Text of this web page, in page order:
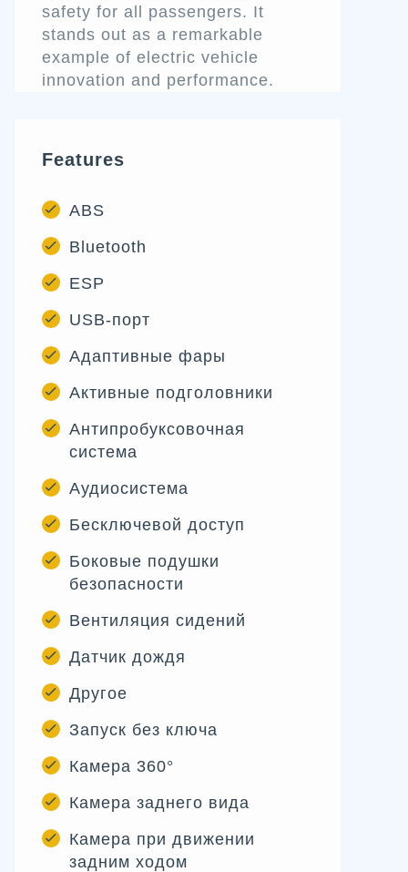
safety for all passengers. It
stands out as a remarkable
example of electric vehicle
innovation and performance.
Features
ABS
Bluetooth
ESP
USB-порт
Адаптивные фары
Активные подголовники
Антипробуксовочная
система
Аудиосистема
Бесключевой доступ
Боковые подушки
безопасности
Вентиляция сидений
Датчик дождя
Другое
Запуск без ключа
Камера 360°
Камера заднего вида
Камера при движении
задним ходом